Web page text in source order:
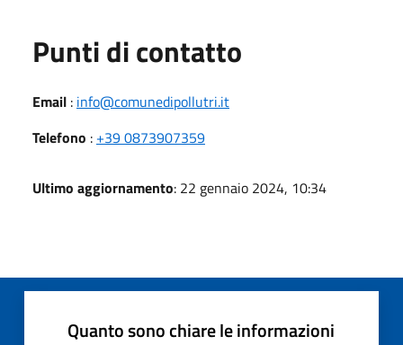
Punti di contatto
Email : info@comunedipollutri.it
Telefono : +39 0873907359
Ultimo aggiornamento: 22 gennaio 2024, 10:34
Quanto sono chiare le informazioni